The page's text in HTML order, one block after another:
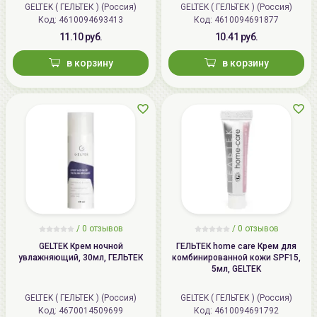
GELTEK ( ГЕЛЬТЕК ) (Россия)
Код: 4610094693413
11.10 руб.
в корзину
GELTEK ( ГЕЛЬТЕК ) (Россия)
Код: 4610094691877
10.41 руб.
в корзину
/ 0 отзывов
GELTEK Крем ночной
увлажняющий, 30мл, ГЕЛЬТЕК
GELTEK ( ГЕЛЬТЕК ) (Россия)
Код: 4670014509699
/ 0 отзывов
ГЕЛЬТЕК home care Крем для
комбинированной кожи SPF15,
5мл, GELTEK
GELTEK ( ГЕЛЬТЕК ) (Россия)
Код: 4610094691792